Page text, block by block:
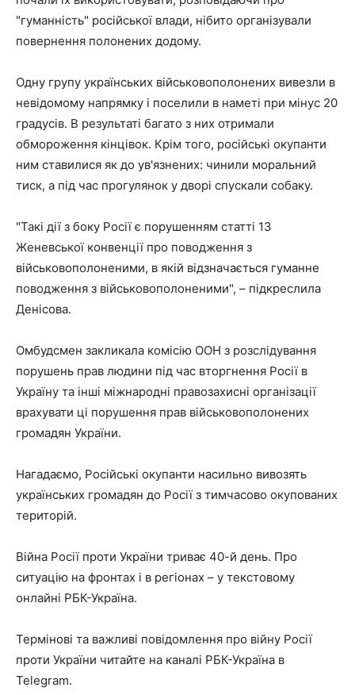
"гуманність" російської влади, нібито організували
повернення полонених додому.
Одну групу українських військовополонених вивезли в
невідомому напрямку і поселили в наметі при мінус 20
градусів. В результаті багато з них отримали
обмороження кінцівок. Крім того, російські окупанти
ним ставилися як до ув'язнених: чинили моральний
тиск, а під час прогулянок у дворі спускали собаку.
"Такі дії з боку Росії є порушенням статті 13
Женевської конвенції про поводження з
військовополоненими, в якій відзначається гуманне
поводження з військовополоненими", – підкреслила
Денісова.
Омбудсмен закликала комісію ООН з розслідування
порушень прав людини під час вторгнення Росії в
Україну та інші міжнародні правозахисні організації
врахувати ці порушення прав військовополонених
громадян України.
Нагадаємо, Російські окупанти насильно вивозять
українських громадян до Росії з тимчасово окупованих
територій.
Війна Росії проти України триває 40-й день. Про
ситуацію на фронтах і в регіонах – у текстовому
онлайні РБК-Україна.
Термінові та важливі повідомлення про війну Росії
проти України читайте на каналі РБК-Україна в
Telegram.